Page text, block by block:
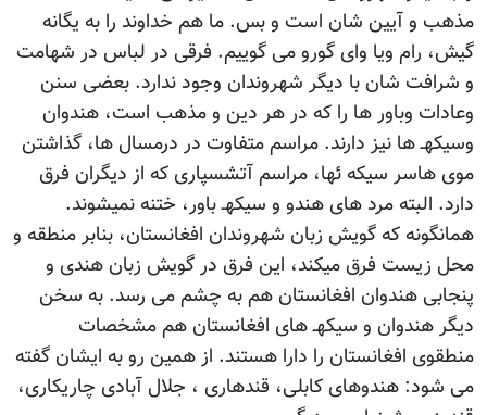
مذهب و آیین شان است و بس. ما هم خداوند را به یگانه
گیش، رام ویا وای گورو می گوییم. فرقی در لباس در شهامت
و شرافت شان با دیگر شهروندان وجود ندارد. بعضی سنن
وعادات وباور ها را که در هر دین و مذهب است، هندوان
وسیکهـ ها نیز دارند. مراسم متفاوت در درمسال ها، گذاشتن
موی هاسر سیکه ئها، مراسم آتشسپاری که از دیگران فرق
دارد. البته مرد های هندو و سیکهـ باور، ختنه نمیشوند.
همانگونه که گویش زبان شهروندان افغانستان، بنابر منطقه و
محل زیست فرق میکند، این فرق در گویش زبان هندی و
پنجابی هندوان افغانستان هم به چشم می رسد. به سخن
دیگر هندوان و سیکهـ های افغانستان هم مشخصات
منطقوی افغانستان را دارا هستند. از همین رو به ایشان گفته
می شود: هندوهای کابلی، قندهاری ، جلال آبادی چاریکاری،